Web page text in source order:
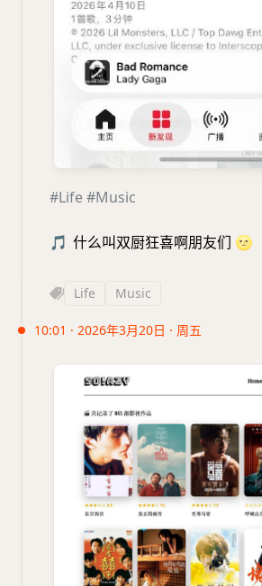
#Life#Music
🎵 什么叫双厨狂喜啊朋友们 🌝
Life Music
10:01 · 2026年3月20日 · 周五